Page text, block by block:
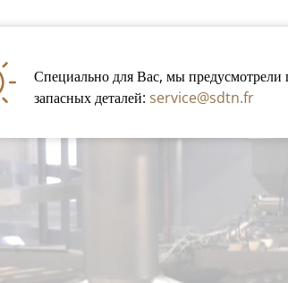
Специально для Вас, мы предусмотрели
запасных деталей: service@sdtn.fr